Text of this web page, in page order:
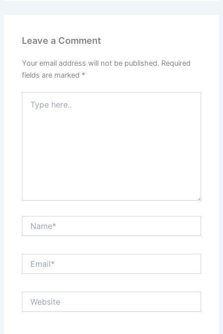
Leave a Comment
Your email address will not be published. Required
fields are marked *
here..